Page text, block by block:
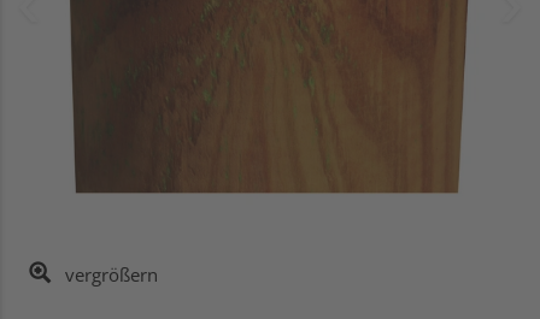
vergrößern